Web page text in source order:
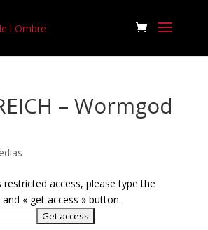
– Wormgod
access, please type the
« get access » button.